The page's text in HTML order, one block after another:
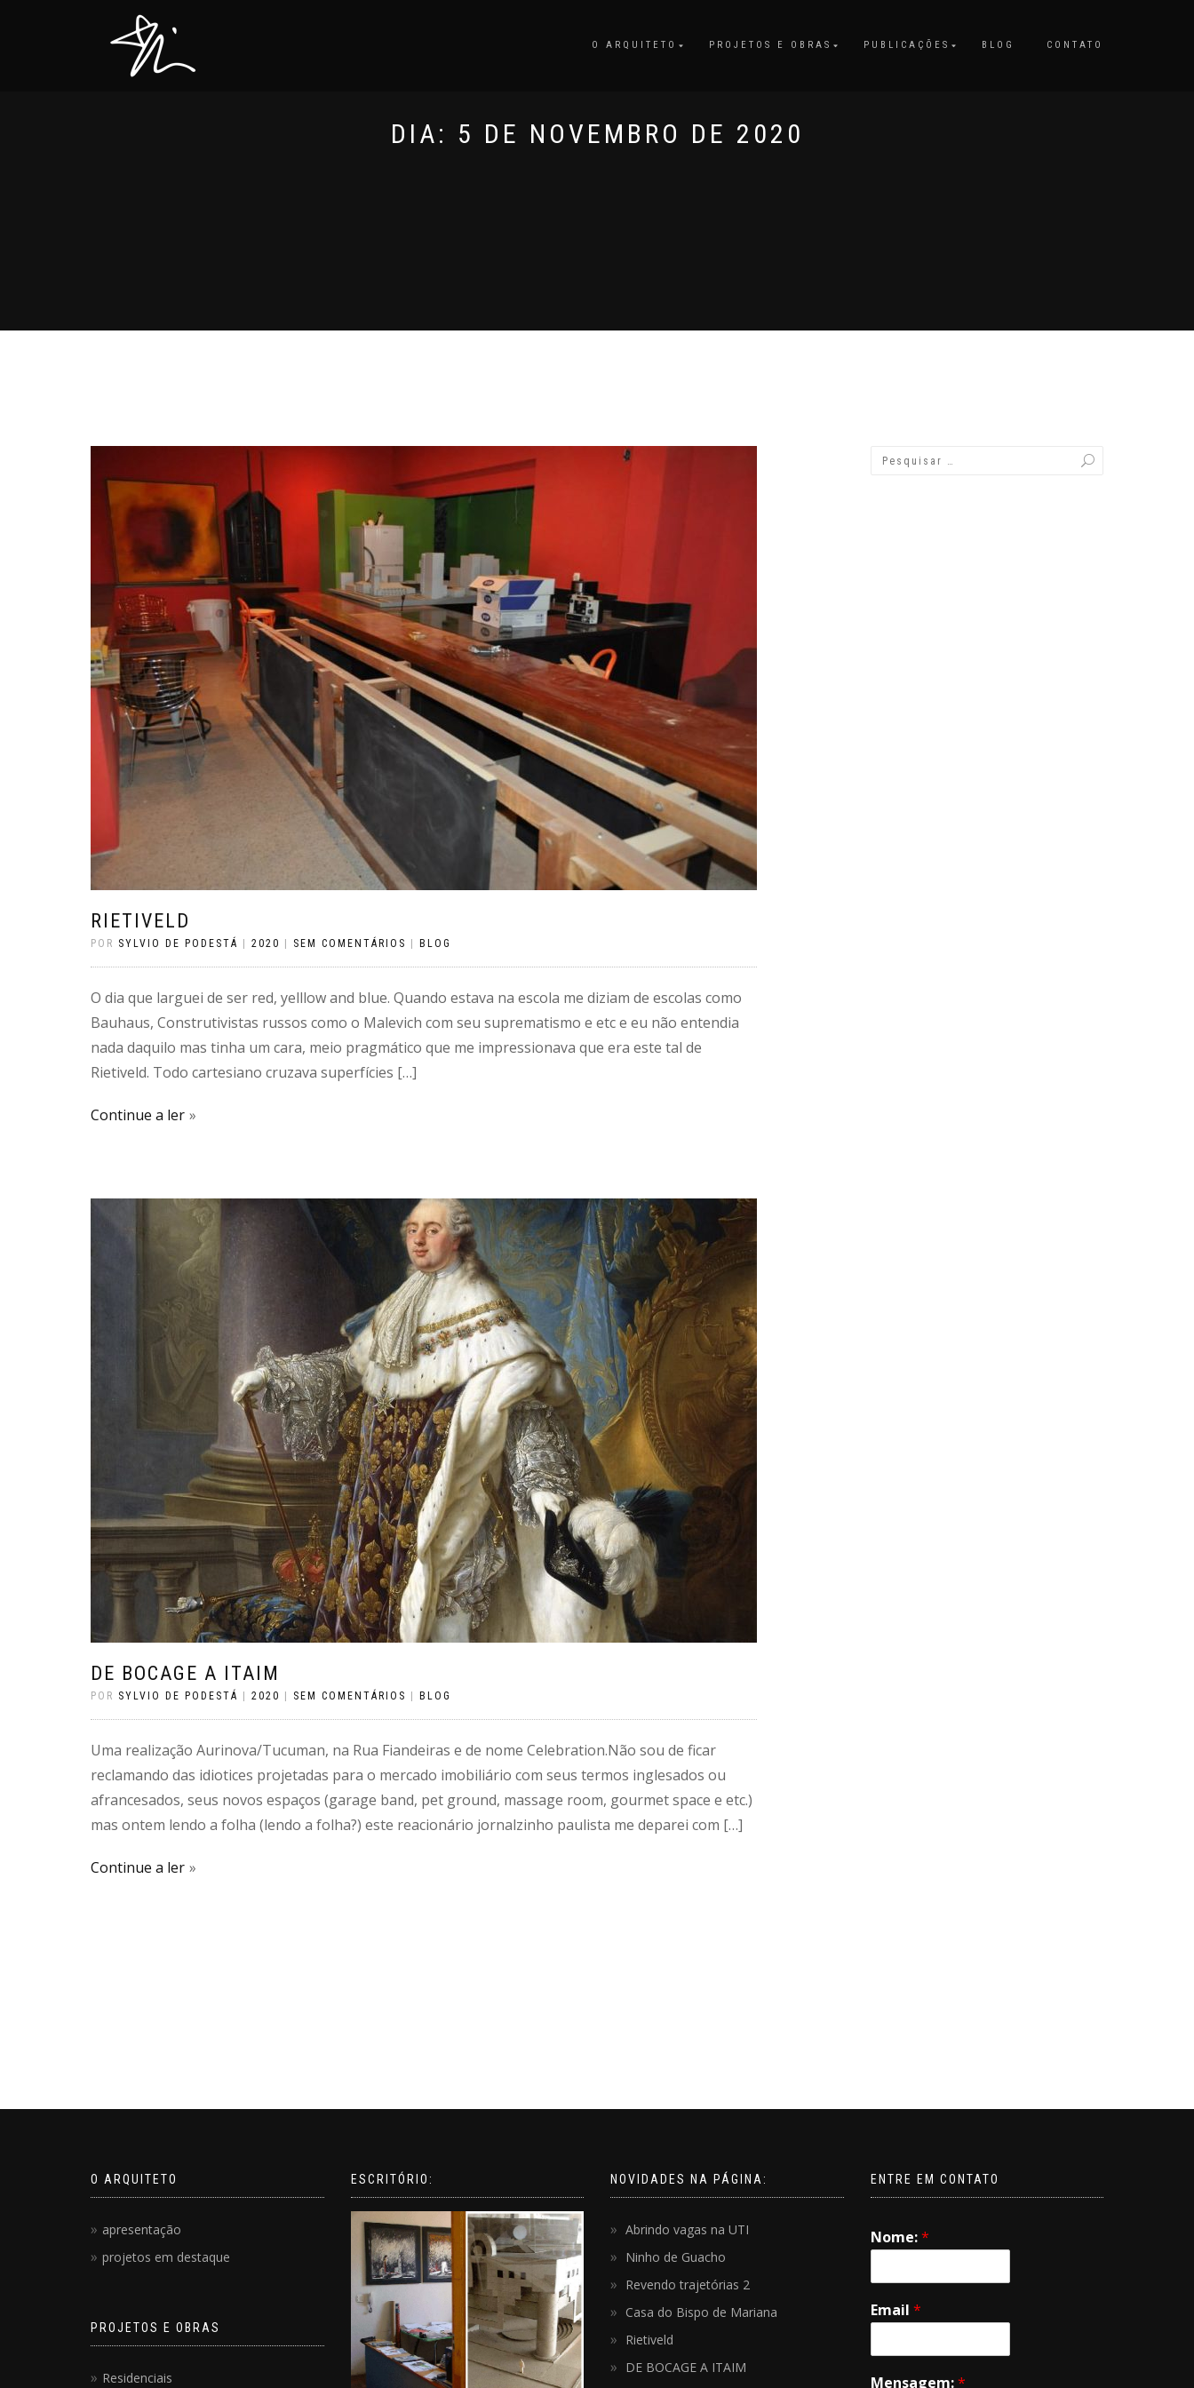
O ARQUITETO PROJETOS E OBRAS PUBLICAÇÕES BLOG CONTATO
DIA: 5 DE NOVEMBRO DE 2020
RIETIVELD
POR SYLVIO DE PODESTÁ 2020 SEM COMENTÁRIOS BLOG
O dia que larguei de ser red, yelllow and blue. Quando estava na escola me diziam de escolas como
Bauhaus, Construtivistas russos como o Malevich com seu suprematismo e etc e eu não entendia
nada daquilo mas tinha um cara, meio pragmático que me impressionava que era este tal de
Rietiveld. Todo cartesiano cruzava superfícies […]
Continue a ler
DE BOCAGE A ITAIM
POR SYLVIO DE PODESTÁ 2020 SEM COMENTÁRIOS BLOG
Uma realização Aurinova/Tucuman, na Rua Fiandeiras e de nome Celebration.Não sou de ficar
reclamando das idiotices projetadas para o mercado imobiliário com seus termos inglesados ou
afrancesados, seus novos espaços (garage band, pet ground, massage room, gourmet space e etc.)
mas ontem lendo a folha (lendo a folha?) este reacionário jornalzinho paulista me deparei com […]
Continue a ler
O ARQUITETO
apresentação
projetos em destaque
PROJETOS E OBRAS
Residenciais
ESCRITÓRIO: NOVIDADES NA PÁGINA:
Abrindo vagas na UTI
Ninho de Guacho
Revendo trajetórias 2
Casa do Bispo de Mariana
Rietiveld
DE BOCAGE A ITAIM
ENTRE EM CONTATO
Nome:*
Email *
Mensagem:*